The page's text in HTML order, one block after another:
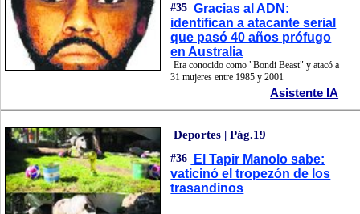
#35 Gracias al ADN:
identifican a atacante serial
que pasó 40 años prófugo
en Australia
Era conocido como "Bondi Beast" y atacó a
31 mujeres entre 1985 y 2001
Asistente IA
Deportes | Pág.19
#36
El Tapir Manolo sabe:
vaticinó el tropezón de los
trasandinos